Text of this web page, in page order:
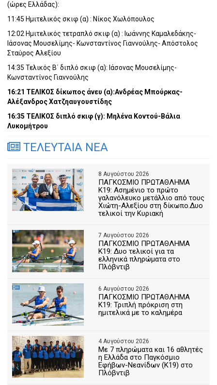
(ώρες Ελλάδας):
11:45 Ημιτελικός σκιφ (α) : Νίκος Χωλόπουλος
12:02 Ημιτελικός τετραπλό σκιφ (α) : Ιωάννης Καμαλεδάκης-
Ιάσονας Μουσελίμης- Κωνσταντίνος Γιαννούλης- Απόστολος
Σταύρος Αλεξίου
14:35 Τελικός Β΄ διπλό σκιφ (α): Ιάσονας Μουσελίμης-
Κωνσταντίνος Γιαννούλης
16:21 ΤΕΛΙΚΟΣ δίκωπος άνευ (α):Ανδρέας Μπούρκας-
Αλέξανδρος Χατζηαυγουστίδης
16:35 ΤΕΛΙΚΟΣ διπλό σκιφ (γ): Μηλένα Κοντού-Βάλια
Λυκομήτρου
ΤΕΛΕΥΤΑΙΑ ΝΕΑ
8 Αυγούστου 2026
ΠΑΓΚΟΣΜΙΟ ΠΡΩΤΑΘΛΗΜΑ
Κ19: Ασημένιο το πρώτο
γαλανόλευκο μετάλλιο από τους
Χιώτη-Αλεξίου στη δίκωπο.Δυο
τελικοί την Κυριακή
7 Αυγούστου 2026
ΠΑΓΚΟΣΜΙΟ ΠΡΩΤΑΘΛΗΜΑ
Κ19: Δυο τελικοί για τα
ελληνικά πληρώματα στο
Πλόβντιβ
6 Αυγούστου 2026
ΠΑΓΚΟΣΜΙΟ ΠΡΩΤΑΘΛΗΜΑ
Κ19: Τριπλή πρόκριση στη
ημιτελικά με το καλημέρα
4 Αυγούστου 2026
Με 7 πληρώματα και 16 αθλητές
η Ελλάδα στο Παγκόσμιο
Εφήβων-Νεανίδων (Κ19) στο
Πλόβντιβ